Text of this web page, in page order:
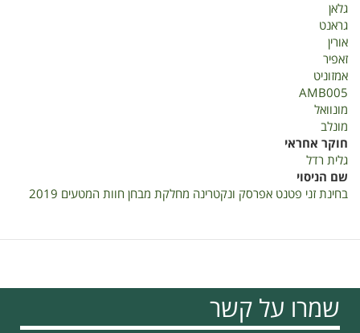
גלאן
גראנט
אורין
זאפיר
אמזוניט
AMB005
מונוואל
מונלב
חוקר אחראי
גלית רדל
שם הניסוי
בחינת זני פטנט אפרסק ונקטרינה מחלקת מבחן חוות המטעים 2019
שמרו על קשר